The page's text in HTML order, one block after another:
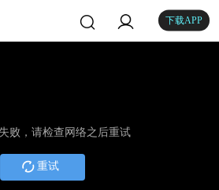
下载APP
败，请检查网络之后重试
重试